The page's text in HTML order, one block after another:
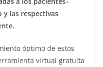
las respectivas
óptimo de estos
virtual gratuita